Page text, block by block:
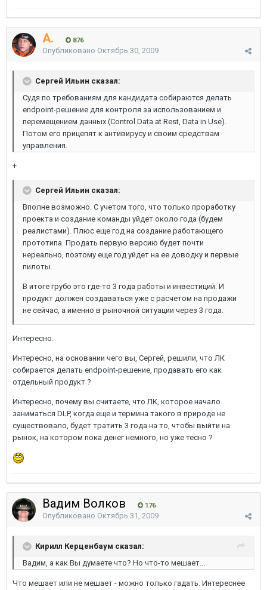
A. 876
Опубликовано Октябрь 30, 2009
Сергей Ильин сказал:
Судя по требованиям для кандидата собираются делать
endpoint-решение для контроля за использованием и
перемещением данных (Control Data at Rest, Data in Use).
Потом его прицепят к антивирусу и своим средствам
управления.
+
Сергей Ильин сказал:
Вполне возможно. С учетом того, что только проработку
проекта и создание команды уйдет около года (будем
реалистами). Плюс еще год на создание работающего
прототипа. Продать первую версию будет почти
нереально, поэтому еще год уйдет на ее доводку и первые
пилоты.
В итоге грубо это где-то 3 года работы и инвестиций. И
продукт должен создаваться уже с расчетом на продажи
не сейчас, а именно в рыночной ситуации через 3 года.
Интересно.
Интересно, на основании чего вы, Сергей, решили, что ЛК
собирается делать endpoint-решение, продавать его как
отдельный продукт ?
Интересно, почему вы считаете, что ЛК, которое начало
заниматься DLP, когда еще и термина такого в природе не
существовало, будет тратить 3 года на то, чтобы выйти на
рынок, на котором пока денег немного, но уже тесно ?
Вадим Волков 176
Опубликовано Октябрь 31, 2009
Кирилл Керценбаум сказал:
Вадим, а как Вы думаете что? Но что-то мешает...
Что мешает или не мешает - можно только гадать. Интереснее